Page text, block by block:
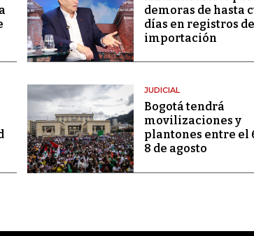
demoras de hasta
días en registros de
importación
JUDICIAL
Bogotá tendrá
movilizaciones y
plantones entre el
8 de agosto